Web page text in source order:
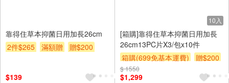
靠得住草本抑菌日用加長26cm
2件$265
滿額贈 贈$200
$139
10入
[箱購]靠得住草本抑菌日用加長
26cm13PC片X3/包x10件
箱購(699免基本運費)
贈$200
$ 1550
$1,299